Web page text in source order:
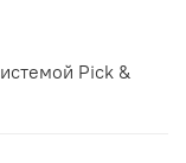
Pick &